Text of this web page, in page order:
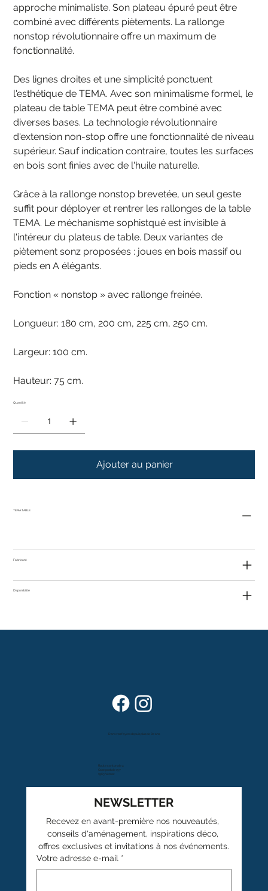
approche minimaliste. Son plateau épuré peut être
combiné avec différents piètements. La rallonge
nonstop révolutionnaire offre un maximum de
fonctionnalité.
Des lignes droites et une simplicité ponctuent
l'esthétique de TEMA. Avec son minimalisme formel, le
plateau de table TEMA peut être combiné avec
diverses bases. La technologie révolutionnaire
d'extension non-stop offre une fonctionnalité de niveau
supérieur. Sauf indication contraire, toutes les surfaces
en bois sont finies avec de l'huile naturelle.
Grâce à la rallonge nonstop brevetée, un seul geste
suffit pour déployer et rentrer les rallonges de la table
TEMA. Le méchanisme sophistqué est invisible à
l'intéreur du plateus de table. Deux variantes de
piètement sonz proposées : joues en bois massif ou
pieds en A élégants.
Fonction « nonstop » avec rallonge freinée.
Longueur: 180 cm, 200 cm, 225 cm, 250 cm.
Largeur: 100 cm.
Hauteur: 75 cm.
Quantité
Ajouter au panier
TEMA TABLE
Fabricant
Disponibilité
Route cantonale 4
Case postale 157
1963 Vétroz
Dans vos foyers depuis plus de 80 ans
NEWSLETTER
Recevez en avant-première nos nouveautés,
conseils d'aménagement, inspirations déco,
offres exclusives et invitations à nos événements.
Votre adresse e-mail *